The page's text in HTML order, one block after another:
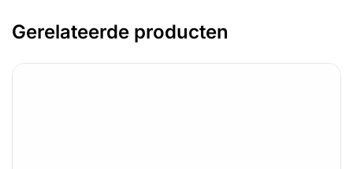
Gerelateerde producten